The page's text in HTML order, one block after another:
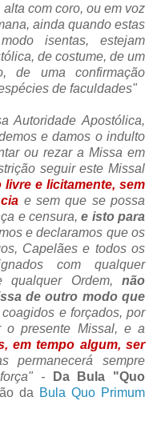
com coro, ou em voz
ainda quando estas
isentas, estejam
de costume, de um
de uma confirmação
de faculdades"
Autoridade Apostólica,
e damos o indulto
ou rezar a Missa em
seguir este Missal
livre e licitamente, sem
e sem que se possa
e censura,e isto para
e declaramos que os
Capelães e todos os
com qualquer
qualquer Ordem, não
de outro modo que
e forçados, por
o presente Missal, e a
em tempo algum, ser
permanecerá sempre
-
Da Bula "Quo
da Bula Quo Primum